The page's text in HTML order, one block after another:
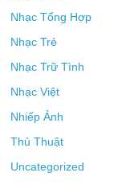
Nhạc Tổng Hợp
Nhạc Trẻ
Nhạc Trữ Tình
Nhạc Việt
Nhiếp Ảnh
Thủ Thuật
Uncategorized